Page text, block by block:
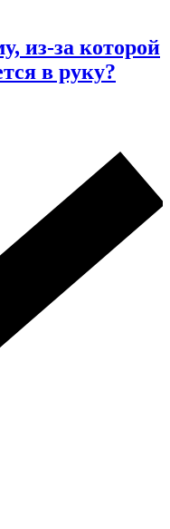
из-за которой
в руку?